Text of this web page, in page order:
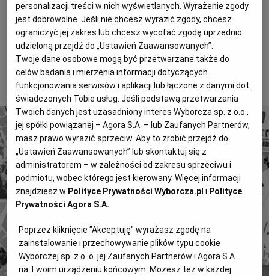
Thomas Cahill, "Jak Irlandczycy ocalili cywilizację".
Przekład Anna Barańczak. Przekład tekstów
wierszowanych Stanisław Barańczak. wyd. Media
Rodzina of Poznań
To tylko fragment artykułu. Aby czytać dalej, kup dostęp
poniżej.
4 miliony tekstów od 1989 roku.
Zyskaj dostęp do archiwalnych treści "Gazety
Znajdź historie, których szukasz.
Kup dostęp
personalizacji treści w nich wyświetlanych. Wyrażenie zgody
jest dobrowolne. Jeśli nie chcesz wyrazić zgody, chcesz
ograniczyć jej zakres lub chcesz wycofać zgodę uprzednio
udzieloną przejdź do „Ustawień Zaawansowanych”.
Twoje dane osobowe mogą być przetwarzane także do
celów badania i mierzenia informacji dotyczących
funkcjonowania serwisów i aplikacji lub łączone z danymi dot.
świadczonych Tobie usług. Jeśli podstawą przetwarzania
Twoich danych jest uzasadniony interes Wyborcza sp. z o.o.,
jej spółki powiązanej – Agora S.A. – lub Zaufanych Partnerów,
masz prawo wyrazić sprzeciw. Aby to zrobić przejdź do
„Ustawień Zaawansowanych” lub skontaktuj się z
administratorem – w zależności od zakresu sprzeciwu i
podmiotu, wobec którego jest kierowany. Więcej informacji
znajdziesz w Polityce Prywatności Wyborcza.pl i Polityce
Prywatności Agora S.A.
Poprzez kliknięcie "Akceptuję" wyrażasz zgodę na
zainstalowanie i przechowywanie plików typu cookie
Wyborczej sp. z o. o. jej Zaufanych Partnerów i Agora S.A.
na Twoim urządzeniu końcowym. Możesz też w każdej